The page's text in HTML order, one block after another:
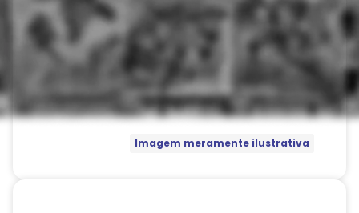
Imagem meramente ilustrativa